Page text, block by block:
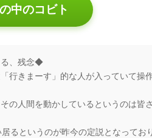
の中のコビト
、残念◆
行きまーす」的な人が入っていて操
の人間を動かしているというのは皆
るというのが昨今の定説となってお